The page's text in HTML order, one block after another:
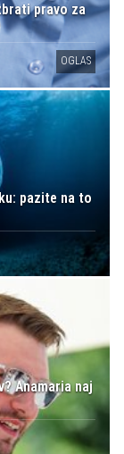
pravo za
OGLAS
pazite na to
Anamaria naj